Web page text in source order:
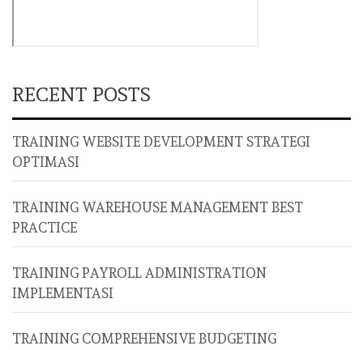
RECENT POSTS
TRAINING WEBSITE DEVELOPMENT STRATEGI
OPTIMASI
TRAINING WAREHOUSE MANAGEMENT BEST
PRACTICE
TRAINING PAYROLL ADMINISTRATION
IMPLEMENTASI
TRAINING COMPREHENSIVE BUDGETING